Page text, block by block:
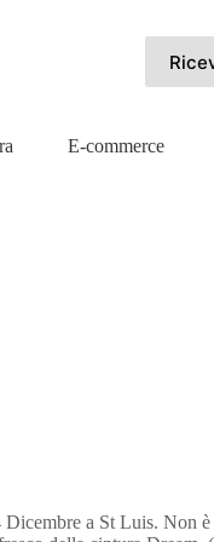
E-commerce
Dicembre a St Luis. Non